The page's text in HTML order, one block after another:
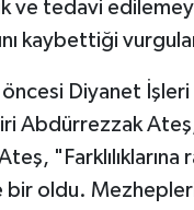
ve tedavi
kaybettiği
öncesi Diyanet İşleri
Abdürrezzak
"Farklılıklarına
oldu.